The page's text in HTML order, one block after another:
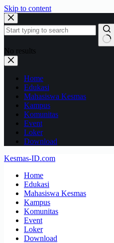
Skip to content
No results
Home
Edukasi
Mahasiswa Kesmas
Kampus
Komunitas
Event
Loker
Download
Kesmas-ID.com
Home
Edukasi
Mahasiswa Kesmas
Kampus
Komunitas
Event
Loker
Download